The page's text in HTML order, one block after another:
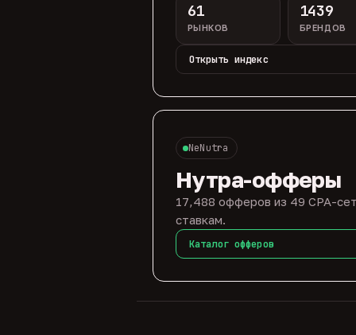
61
РЫНКОВ
1439
БРЕНДОВ
Открыть индекс
NeNutra
Нутра-офферы
17,488 офферов из 49 CPA-
ставкам.
Каталог офферов